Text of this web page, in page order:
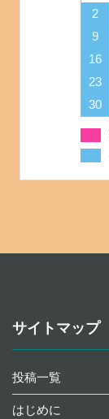
2
9
16
23
30
サイトマップ
投稿一覧
はじめに